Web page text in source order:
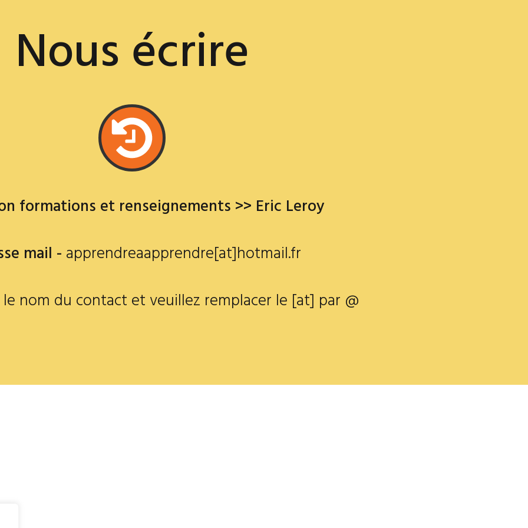
Nous écrire
formations et renseignements >> Eric Leroy
mail - apprendreaapprendre[at]hotmail.fr
nom du contact et veuillez remplacer le [at] par @